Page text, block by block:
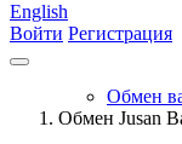
English
Войти Регистрация
Обмен
Обмен Jusan